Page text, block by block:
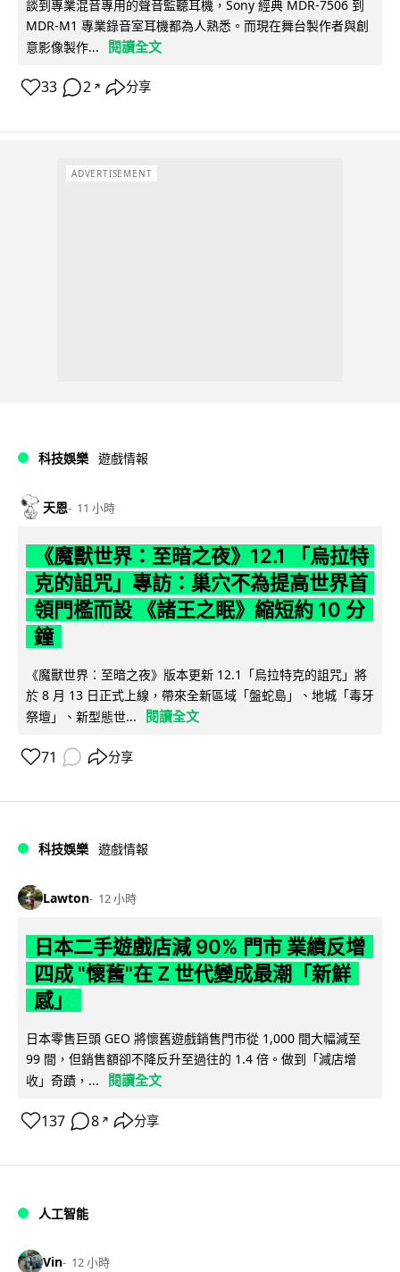
談到專業混音專用的聲音監聽耳機，Sony 經典 MDR-7506 到
MDR-M1 專業錄音室耳機都為人熟悉。而現在舞台製作者與創
意影像製作...
閱讀全文
33 2 ↗ 分享
ADVERTISEMENT
科技娛樂 遊戲情報
天恩 11 小時
《魔獸世界：至暗之夜》12.1 「烏拉特
克的詛咒」專訪：巢穴不為提高世界首
領門檻而設 《諸王之眠》縮短約 10 分
鐘
《魔獸世界：至暗之夜》版本更新 12.1「烏拉特克的詛咒」將
於 8 月 13 日正式上線，帶來全新區域「盤蛇島」、地城「毒牙
祭壇」、新型態世...
閱讀全文
71 分享
科技娛樂 遊戲情報
Lawton 12 小時
日本二手遊戲店減 90% 門市 業績反增
四成 "懷舊"在 Z 世代變成最潮「新鮮
感」
日本零售巨頭 GEO 將懷舊遊戲銷售門市從 1,000 間大幅減至
99 間，但銷售額卻不降反升至過往的 1.4 倍。做到「減店增
收」奇蹟，...
閱讀全文
137 8 ↗ 分享
人工智能
Vin 12 小時